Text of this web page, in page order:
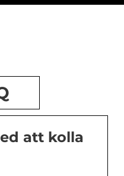
att kolla